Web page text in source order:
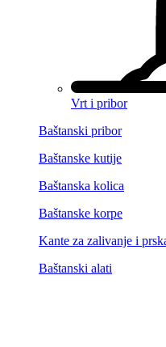
Vrt i pribor
Baštanski pribor
Baštanske kutije
Baštanska kolica
Baštanske korpe
Kante za zalivanje i
Baštanski alati